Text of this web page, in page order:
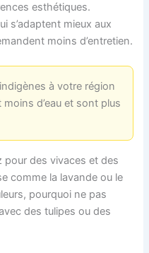
esthétiques.
s’adaptent mieux aux
moins d’entretien.
à votre région
d’eau et sont plus
pour des vivaces et des
comme la lavande ou le
pourquoi ne pas
des tulipes ou des